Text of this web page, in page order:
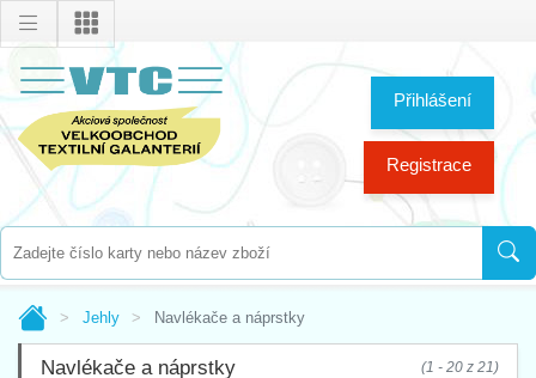
Přihlášení
Registrace
Jehly Navlékače a náprstky
Navlékače a náprstky (1 - 20 z 21)